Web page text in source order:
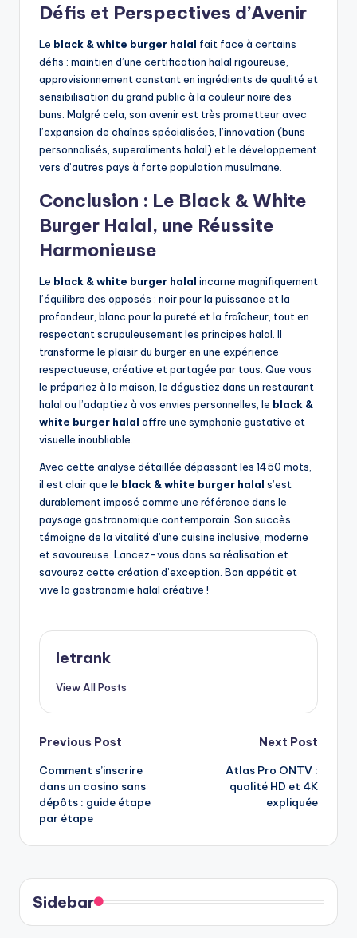
Défis et Perspectives d’Avenir
Le black & white burger halal fait face à certains
défis : maintien d’une certification halal rigoureuse,
approvisionnement constant en ingrédients de qualité et
sensibilisation du grand public à la couleur noire des
buns. Malgré cela, son avenir est très prometteur avec
l’expansion de chaînes spécialisées, l’innovation (buns
personnalisés, superaliments halal) et le développement
vers d’autres pays à forte population musulmane.
Conclusion : Le Black & White
Burger Halal, une Réussite
Harmonieuse
Le black & white burger halal incarne magnifiquement
l’équilibre des opposés : noir pour la puissance et la
profondeur, blanc pour la pureté et la fraîcheur, tout en
respectant scrupuleusement les principes halal. Il
transforme le plaisir du burger en une expérience
respectueuse, créative et partagée par tous. Que vous
le prépariez à la maison, le dégustiez dans un restaurant
halal ou l’adaptiez à vos envies personnelles, le black &
white burger halal offre une symphonie gustative et
visuelle inoubliable.
Avec cette analyse détaillée dépassant les 1450 mots,
il est clair que le black & white burger halal s’est
durablement imposé comme une référence dans le
paysage gastronomique contemporain. Son succès
témoigne de la vitalité d’une cuisine inclusive, moderne
et savoureuse. Lancez-vous dans sa réalisation et
savourez cette création d’exception. Bon appétit et
vive la gastronomie halal créative !
letrank
View All Posts
Post
navigation
Previous Post
Comment s’inscrire
dans un casino sans
dépôts : guide étape
par étape
Next Post
Atlas Pro ONTV :
qualité HD et 4K
expliquée
Sidebar